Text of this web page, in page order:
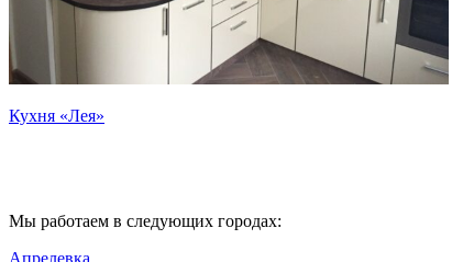
Кухня «Лея»
Мы работаем в следующих городах:
Апрелевка